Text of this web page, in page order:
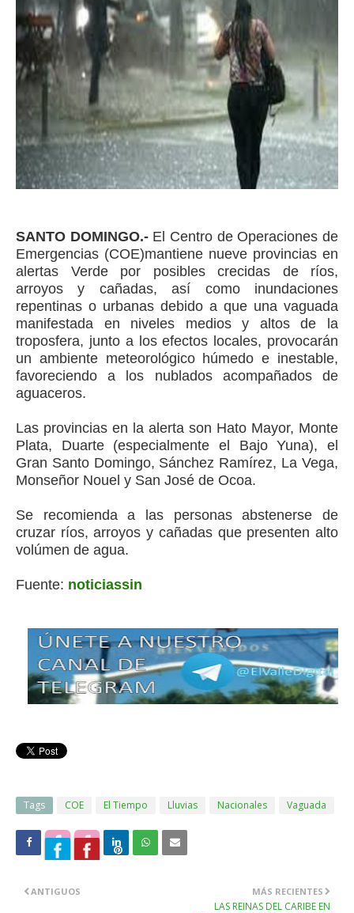
SANTO DOMINGO.-El Centro de Operaciones de
Emergencias (COE)mantiene nueve provincias en
alertas Verde por posibles crecidas de ríos,
arroyos y cañadas, así como inundaciones
repentinas o urbanas debido a que una vaguada
manifestada en niveles medios y altos de la
troposfera, junto a los efectos locales, provocarán
un ambiente meteorológico húmedo e inestable,
favoreciendo a los nublados acompañados de
aguaceros.
Las provincias en la alerta son Hato Mayor, Monte
Plata, Duarte (especialmente el Bajo Yuna), el
Gran Santo Domingo, Sánchez Ramírez, La Vega,
Monseñor Nouel y San José de Ocoa.
Se recomienda a las personas abstenerse de
cruzar ríos, arroyos y cañadas que presenten alto
volúmen de agua.
Fuente: noticiassin
Tags COE El Tiempo Lluvias Nacionales Vaguada
MÁS RECIENTES
LAS REINAS DEL CARIBE EN
ANTIGUOS